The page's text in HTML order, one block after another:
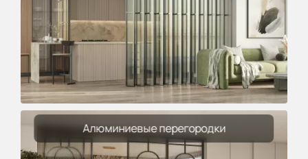
Алюминиевые перегородки